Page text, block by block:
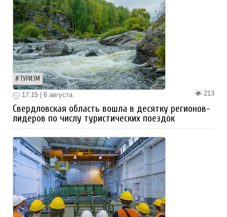
ТУРИЗМ
213
17:15 | 6 августа
Свердловская область вошла в десятку регионов-
лидеров по числу туристических поездок